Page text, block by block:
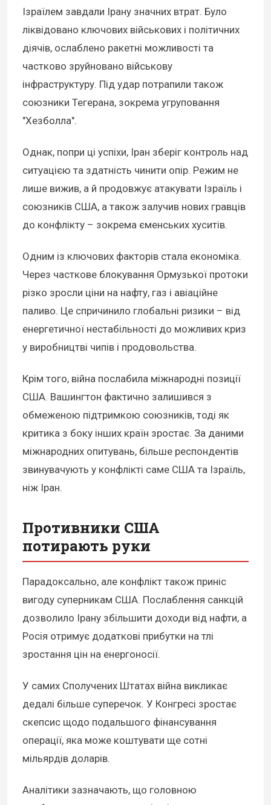
Ізраїлем завдали Ірану значних втрат. Було
ліквідовано ключових військових і політичних
діячів, ослаблено ракетні можливості та
частково зруйновано військову
інфраструктуру. Під удар потрапили також
союзники Тегерана, зокрема угруповання
"Хезболла".
Однак, попри ці успіхи, Іран зберіг контроль над
ситуацією та здатність чинити опір. Режим не
лише вижив, а й продовжує атакувати Ізраїль і
союзників США, а також залучив нових гравців
до конфлікту – зокрема єменських хуситів.
Одним із ключових факторів стала економіка.
Через часткове блокування Ормузької протоки
різко зросли ціни на нафту, газ і авіаційне
паливо. Це спричинило глобальні ризики – від
енергетичної нестабільності до можливих криз
у виробництві чипів і продовольства.
Крім того, війна послабила міжнародні позиції
США. Вашингтон фактично залишився з
обмеженою підтримкою союзників, тоді як
критика з боку інших країн зростає. За даними
міжнародних опитувань, більше респондентів
звинувачують у конфлікті саме США та Ізраїль,
ніж Іран.
Противники США
потирають руки
Парадоксально, але конфлікт також приніс
вигоду суперникам США. Послаблення санкцій
дозволило Ірану збільшити доходи від нафти, а
Росія отримує додаткові прибутки на тлі
зростання цін на енергоносії.
У самих Сполучених Штатах війна викликає
дедалі більше суперечок. У Конгресі зростає
скепсис щодо подальшого фінансування
операції, яка може коштувати ще сотні
мільярдів доларів.
Аналітики зазначають, що головною